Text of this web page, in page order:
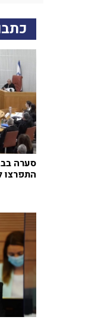
סערה
התפרצו